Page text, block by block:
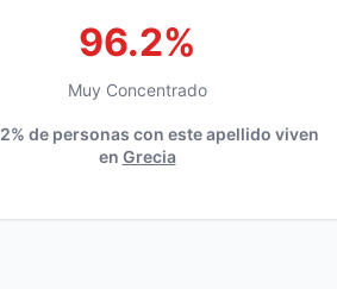
96.2%
Muy Concentrado
de personas con este apellido viven
en Grecia